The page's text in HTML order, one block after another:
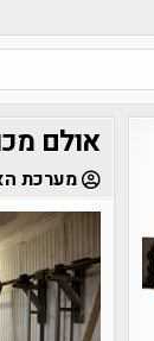
אולם
מערכת